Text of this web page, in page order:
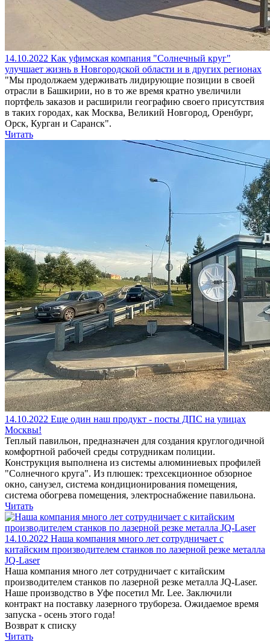
14.10.2022 Как уфимская компания "Солнечный круг"
улучшает жизнь в Новгородской области и в других регионах
"Мы продолжаем удерживать лидирующие позиции в своей
отрасли в Башкирии, но в то же время кратно увеличили
портфель заказов и расширили географию своего присутствия
в таких городах, как Москва, Великий Новгород, Оренбург,
Орск, Курган и Саранск".
Читать
14.10.2022 Еще один наш продукт - посты ДПС на улицах
Москвы!
Теплый павильон, предназначен для создания круглогодичной
комфортной рабочей среды сотрудникам полиции.
Конструкция выполнена из системы алюминиевых профилей
"Солнечного круга". Из плюшек: трехсекционное обзорное
окно, санузел, система кондиционирования помещения,
система обогрева помещения, электроснабжение павильона.
Читать
14.10.2022 Наша компания много лет сотрудничает с
китайским производителем станков по лазерной резке металла
JQ-Laser
Наша компания много лет сотрудничает с китайским
производителем станков по лазерной резке металла JQ-Laser.
Наше производство в Уфе посетил Mr. Lee. Заключили
контракт на поставку лазерного трубореза. Ожидаемое время
запуска - осень этого года!
Возврат к списку
Читать